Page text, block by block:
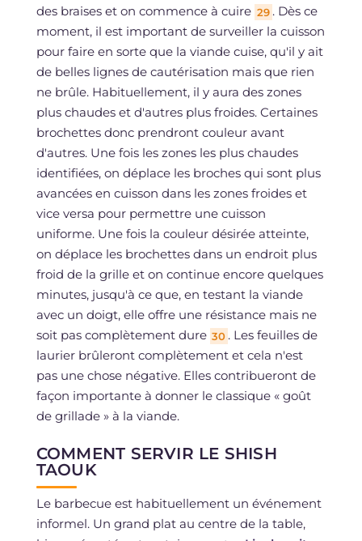
des braises et on commence à cuire 29 . Dès ce
moment, il est important de surveiller la cuisson
pour faire en sorte que la viande cuise, qu'il y ait
de belles lignes de cautérisation mais que rien
ne brûle. Habituellement, il y aura des zones
plus chaudes et d'autres plus froides. Certaines
brochettes donc prendront couleur avant
d'autres. Une fois les zones les plus chaudes
identifiées, on déplace les broches qui sont plus
avancées en cuisson dans les zones froides et
vice versa pour permettre une cuisson
uniforme. Une fois la couleur désirée atteinte,
on déplace les brochettes dans un endroit plus
froid de la grille et on continue encore quelques
minutes, jusqu'à ce que, en testant la viande
avec un doigt, elle offre une résistance mais ne
soit pas complètement dure 30 . Les feuilles de
laurier brûleront complètement et cela n'est
pas une chose négative. Elles contribueront de
façon importante à donner le classique « goût
de grillade » à la viande.
COMMENT SERVIR LE SHISH
TAOUK
Le barbecue est habituellement un événement
informel. Un grand plat au centre de la table,